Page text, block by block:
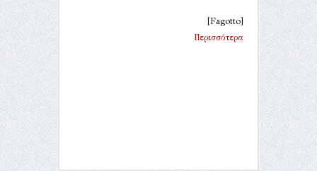
[Fagotto]
Περισσότερα